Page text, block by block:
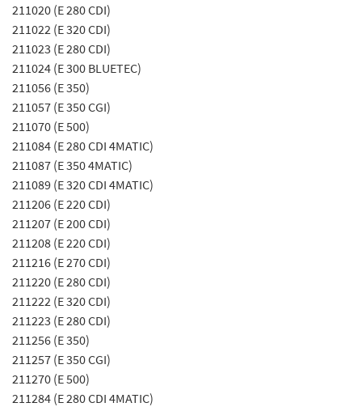
211020 (E 280 CDI)
211022 (E 320 CDI)
211023 (E 280 CDI)
211024 (E 300 BLUETEC)
211056 (E 350)
211057 (E 350 CGI)
211070 (E 500)
211084 (E 280 CDI 4MATIC)
211087 (E 350 4MATIC)
211089 (E 320 CDI 4MATIC)
211206 (E 220 CDI)
211207 (E 200 CDI)
211208 (E 220 CDI)
211216 (E 270 CDI)
211220 (E 280 CDI)
211222 (E 320 CDI)
211223 (E 280 CDI)
211256 (E 350)
211257 (E 350 CGI)
211270 (E 500)
211284 (E 280 CDI 4MATIC)